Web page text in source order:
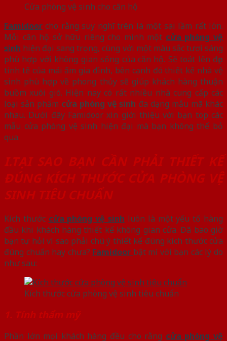
Cửa phòng vệ sinh cho căn hộ
Famidoor cho rằng suy nghĩ trên là một sai lầm rất lớn.
Mỗi căn hộ sở hữu riêng cho mình một cửa phòng vệ
sinh hiện đại sang trọng, cùng với một màu sắc tươi sáng
phù hợp với không gian sống của căn hộ. Sẽ toát lên đẹp
tinh tế của mái ấm gia đình, bên cạnh đó thiết kế nhà vệ
sinh phù hợp về phong thủy sẽ giúp khách hàng thuận
buồm xuôi gió. Hiện nay có rất nhiều nhà cung cấp các
loại sản phẩm cửa phòng vệ sinh đa dạng mẫu mã khác
nhau. Dưới đây Famidoor xin giới thiệu với bạn top các
mẫu cửa phòng vệ sinh hiện đại mà bạn không thể bỏ
qua.
I.TẠI SAO BẠN CẦN PHẢI THIẾT KẾ
ĐÚNG KÍCH THƯỚC CỬA PHÒNG VỆ
SINH TIÊU CHUẨN
Kích thước cửa phòng vệ sinh luôn là một yếu tố hàng
đầu khi khách hàng thiết kế không gian cửa. Đã bao giờ
bạn tự hỏi vì sao phải chú ý thiết kế đúng kích thước cửa
đúng chuẩn hay chưa? Famidoor bật mí với bạn các lý do
như sau:
Kích thước cửa phòng vệ sinh tiêu chuẩn
1. Tính thẩm mỹ
Phần lớn mọi khách hàng đều cho rằng cửa phòng vệ